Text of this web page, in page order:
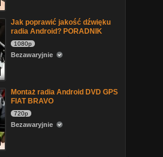
Jak poprawić jakość dźwięku
radia Android? PORADNIK
1080p
Bezawaryjnie
Montaż radia Android DVD GPS
FIAT BRAVO
720p
Bezawaryjnie